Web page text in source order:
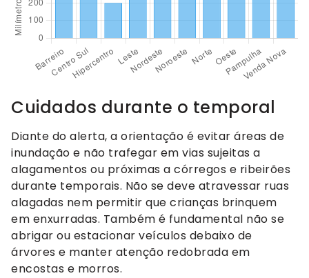
Cuidados durante o temporal
Diante do alerta, a orientação é evitar áreas de
inundação e não trafegar em vias sujeitas a
alagamentos ou próximas a córregos e ribeirões
durante temporais. Não se deve atravessar ruas
alagadas nem permitir que crianças brinquem
em enxurradas. Também é fundamental não se
abrigar ou estacionar veículos debaixo de
árvores e manter atenção redobrada em
encostas e morros.